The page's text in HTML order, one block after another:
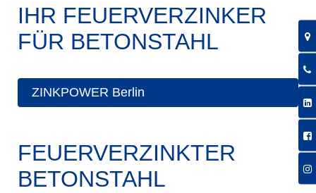
IHR FEUERVERZINKER
FÜR BETONSTAHL
ZINKPOWER Berlin
FEUERVERZINKTER
BETONSTAHL